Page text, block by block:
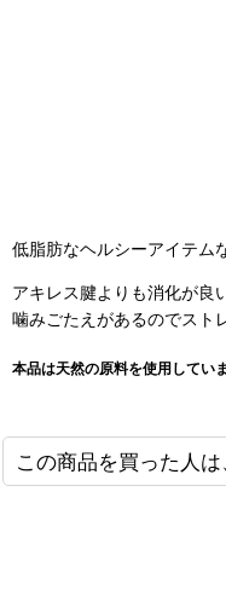
低脂肪なヘルシーアイテム
アキレス腱よりも消化が良
噛みごたえがあるのでスト
本品は天然の原料を使用してい
この商品を買った人